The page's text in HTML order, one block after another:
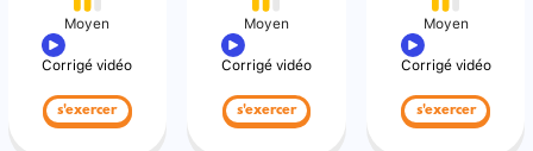
Moyen
Corrigé vidéo
s'exercer
Moyen
Corrigé vidéo
s'exercer
Moyen
Corrigé vidéo
s'exercer